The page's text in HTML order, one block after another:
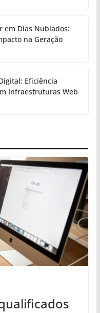
em Dias Nublados:
na Geração
Eficiência
Infraestruturas Web